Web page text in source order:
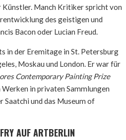
Manch Kritiker spricht von
des geistigen und
Bacon oder Lucian Freud.
in der Eremitage in St. Petersburg
Moskau und London. Er war für
Contemporary Painting Prize
in privaten Sammlungen
und das Museum of
AUF ARTBERLIN